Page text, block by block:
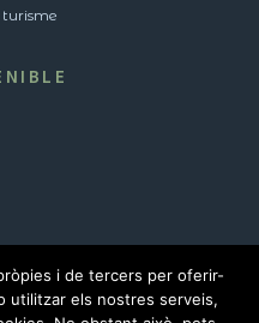
turisme
i de tercers per oferir-
utilitzar els nostres serveis,